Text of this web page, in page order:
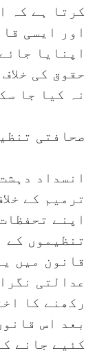
کرتا ہے کہ
اور ایسی
اپنایا
حقوق کی
نہ کیا جا
صحافتی
انسداد
ترمیم کے
اپنے
تنظیموں کے
قانون میں
عدالتی
رکھنے کا
بعد اس
کئیے جانے